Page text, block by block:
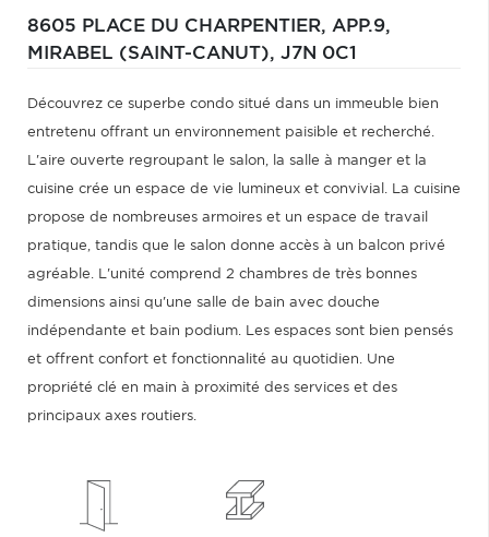
8605 PLACE DU CHARPENTIER, APP.9,
MIRABEL (SAINT-CANUT), J7N 0C1
Découvrez ce superbe condo situé dans un immeuble bien
entretenu offrant un environnement paisible et recherché.
L'aire ouverte regroupant le salon, la salle à manger et la
cuisine crée un espace de vie lumineux et convivial. La cuisine
propose de nombreuses armoires et un espace de travail
pratique, tandis que le salon donne accès à un balcon privé
agréable. L'unité comprend 2 chambres de très bonnes
dimensions ainsi qu'une salle de bain avec douche
indépendante et bain podium. Les espaces sont bien pensés
et offrent confort et fonctionnalité au quotidien. Une
propriété clé en main à proximité des services et des
principaux axes routiers.